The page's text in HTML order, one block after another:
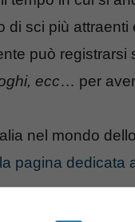
sci più attraenti
può registrarsi
ecc… per
nel mondo
la pagina dedicata